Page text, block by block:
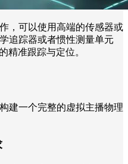
，可以使用高端的传感器或
追踪器或者惯性测量单元
精准跟踪与定位。
建一个完整的虚拟主播物理